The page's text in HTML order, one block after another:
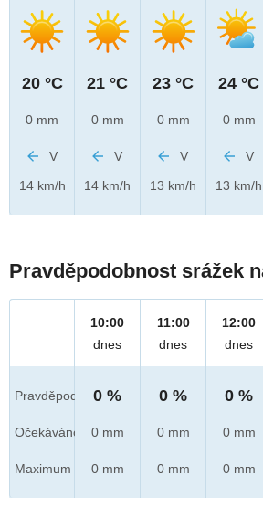
20 °C
0 mm
V
14 km/h
21 °C
0 mm
V
14 km/h
23 °C
0 mm
V
13 km/h
24 °C
0 mm
V
13 km/h
Pravděpodobnost srážek
Pravděpod.
Očekáváno
Maximum
10:00
dnes
0 %
0 mm
0 mm
11:00
dnes
0 %
0 mm
0 mm
12:00
dnes
0 %
0 mm
0 mm